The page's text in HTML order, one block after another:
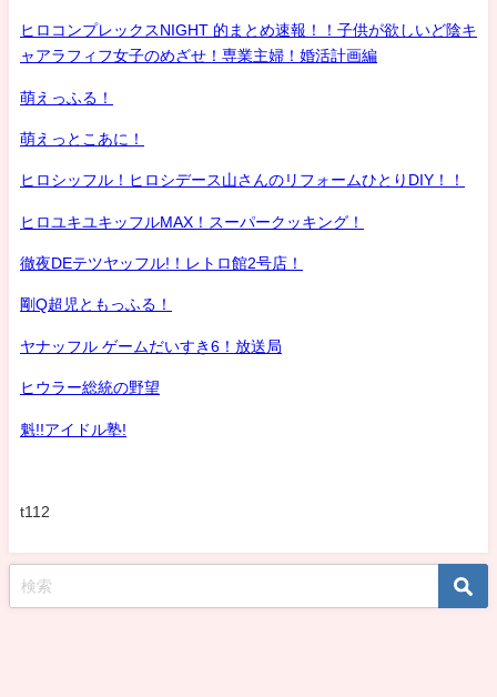
ヒロコンプレックスNIGHT 的まとめ速報！！子供が欲しいど陰キ
ャアラフィフ女子のめざせ！専業主婦！婚活計画編
萌えっふる！
萌えっとこあに！
ヒロシッフル！ヒロシデース山さんのリフォームひとりDIY！！
ヒロユキユキッフルMAX！スーパークッキング！
徹夜DEテツヤッフル!！レトロ館2号店！
剛Q超児ともっふる！
ヤナッフル ゲームだいすき6！放送局
ヒウラー総統の野望
魁!!アイドル塾!
t112